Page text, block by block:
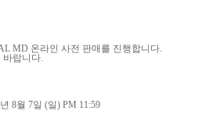
MD 온라인 사전 판매를 진행합니다.
바랍니다.
년 8월 7일 (일 ) PM 11:59